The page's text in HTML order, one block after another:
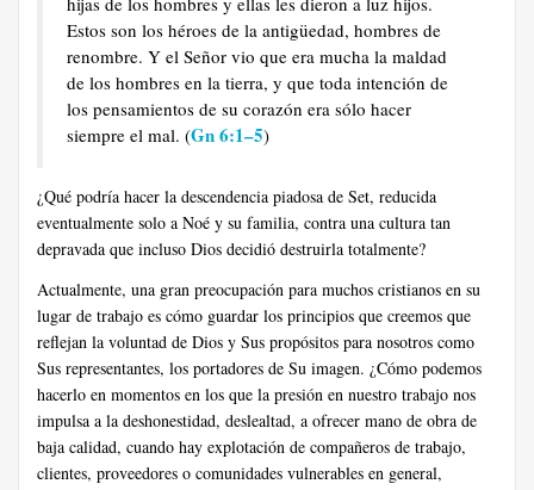
Estos son los héroes de la antigüedad, hombres de
renombre. Y el Señor vio que era mucha la maldad
de los hombres en la tierra, y que toda intención de
los pensamientos de su corazón era sólo hacer
siempre el mal. (Gn 6:1–5)
¿Qué podría hacer la descendencia piadosa de Set, reducida
eventualmente solo a Noé y su familia, contra una cultura tan
depravada que incluso Dios decidió destruirla totalmente?
Actualmente, una gran preocupación para muchos cristianos en su
lugar de trabajo es cómo guardar los principios que creemos que
reflejan la voluntad de Dios y Sus propósitos para nosotros como
Sus representantes, los portadores de Su imagen. ¿Cómo podemos
hacerlo en momentos en los que la presión en nuestro trabajo nos
impulsa a la deshonestidad, deslealtad, a ofrecer mano de obra de
baja calidad, cuando hay explotación de compañeros de trabajo,
clientes, proveedores o comunidades vulnerables en general,